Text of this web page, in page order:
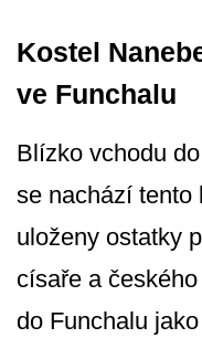
Kostel
ve Funchalu
Blízko vchodu
se nachází tento
uloženy ostatky
císaře a
do Funchalu